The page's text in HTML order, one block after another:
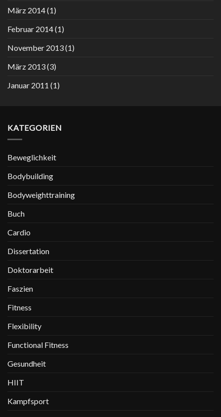
März 2014(1)
Februar 2014(1)
November 2013(1)
März 2013(3)
Januar 2011 (1)
KATEGORIEN
Beweglichkeit
Bodybuilding
Bodyweighttraining
Buch
Cardio
Dissertation
Doktorarbeit
Faszien
Fitness
Flexibility
Functional Fitness
Gesundheit
HIIT
Kampfsport